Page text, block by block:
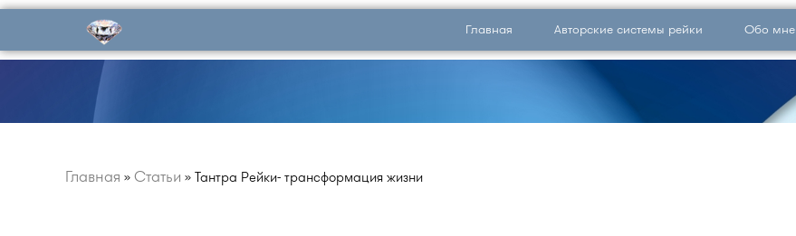
Главная Авторские системы рейки Обо мне
Главная » Статьи » Тантра Рейки- трансформация жизни